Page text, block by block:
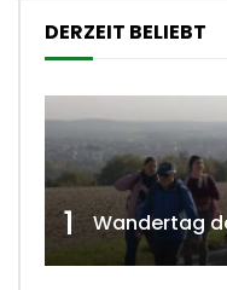
DERZEIT BELIEBT
1